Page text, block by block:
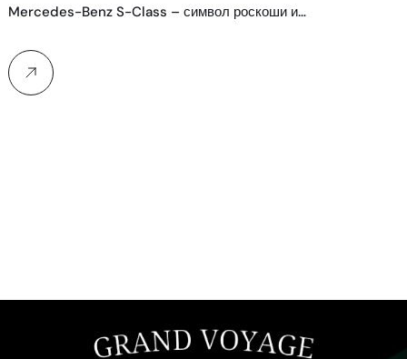
Mercedes-Benz S-Class – символ роскоши и…